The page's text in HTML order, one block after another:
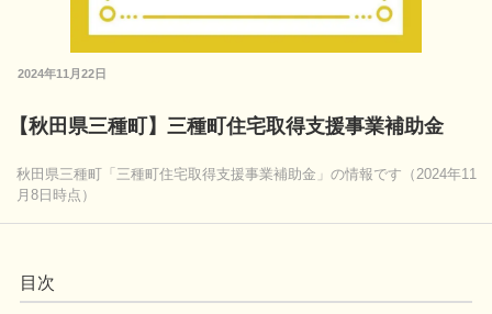
2024年11月22日
【秋田県三種町】三種町住宅取得支援事業補助金
秋田県三種町「三種町住宅取得支援事業補助金」の情報です（2024年11
月8日時点）
目次